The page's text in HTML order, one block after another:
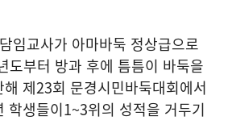
임교사가 아마바둑 정상급으로
도부터 방과 후에 틈틈이 바둑을
해 제23회 문경시민바둑대회에서
학생들이1~3위의 성적을 거두기